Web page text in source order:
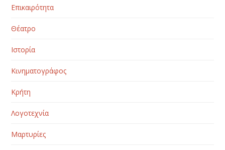
Επικαιρότητα
Θέατρο
Ιστορία
Κινηματογράφος
Κρήτη
Λογοτεχνία
Μαρτυρίες